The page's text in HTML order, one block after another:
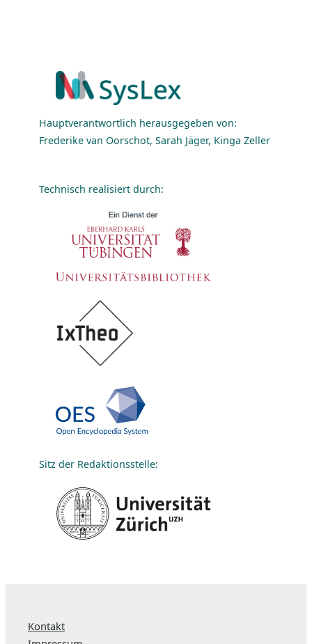
Hauptverantwortlich herausgegeben von:
Frederike van Oorschot, Sarah Jäger, Kinga Zeller
Technisch realisiert durch:
Sitz der Redaktionsstelle:
Kontakt